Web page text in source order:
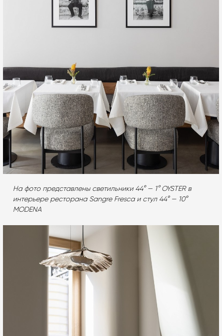
На фото представлены светильники 44° — 1° OYSTER в
интерьере ресторана Sangre Fresca и стул 44° — 10°
MODENA